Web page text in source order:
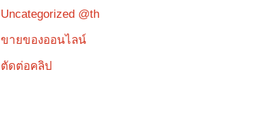
Uncategorized @th
ขายของออนไลน์
ตัดต่อคลิป